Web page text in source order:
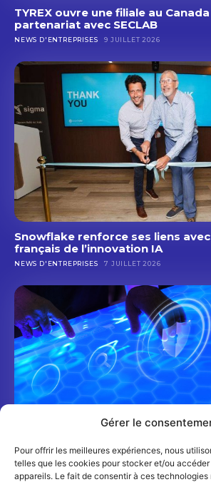
Gérer le
Pour offrir les meilleures expériences, nous
telles que les cookies pour stocker et/ou
appareils. Le fait de consentir à ces technologies
TYREX ouvre une filiale au
partenariat avec SECLAB
NEWS D'ENTREPRISES 9 JUILLET 2026
Snowflake renforce ses liens
français de l’innovation IA
NEWS D'ENTREPRISES 7 JUILLET 2026
Shadow AI : un nouveau risque
banques et les assureurs